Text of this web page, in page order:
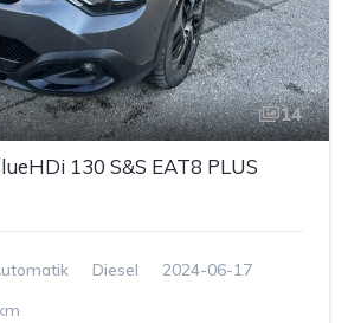
14
130 S&S EAT8 PLUS
Diesel
2024-06-17